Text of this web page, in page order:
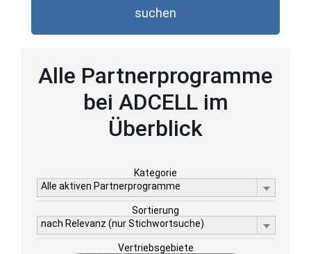
suchen
Alle Partnerprogramme
bei ADCELL im
Überblick
Kategorie
Alle aktiven Partnerprogramme
Sortierung
nach Relevanz (nur Stichwortsuche)
Vertriebsgebiete